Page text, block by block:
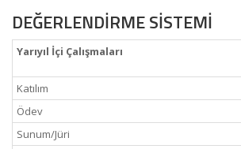
DEĞERLENDİRME SİSTEMİ
Yarıyıl İçi Çalışmaları
Katılım
Ödev
Sunum/Jüri